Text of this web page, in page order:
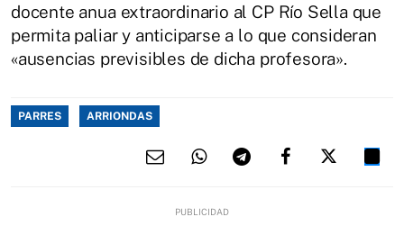
docente anua extraordinario al CP Río Sella que
permita paliar y anticiparse a lo que consideran
«ausencias previsibles de dicha profesora».
PARRES ARRIONDAS